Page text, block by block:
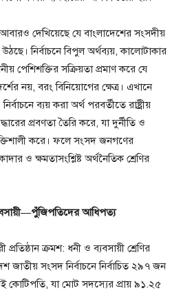
দেখিয়েছে যে বাংলাদেশের সংসদীয়
নির্বাচনে বিপুল অর্থব্যয়, কালোটাকার
পেশিশক্তির সক্রিয়তা প্রমাণ করে যে
নয়, বরং বিনিয়োগের ক্ষেত্র। এখানে
ব্যয় করা অর্থ পরবর্তীতে রাষ্ট্রীয়
প্রবণতা তৈরি করে, যা দুর্নীতি ও
করে। ফলে সংসদ জনগণের
ও ক্ষমতাসংশ্লিষ্ট অর্থনৈতিক শ্রেণির
আধিপত্য
প্রতিষ্ঠান ক্রমশ: ধনী ও ব্যবসায়ী শ্রেণির
জাতীয় সংসদ নির্বাচনে নির্বাচিত ২৯৭ জন
কোটিপতি, যা মোট সদস্যের প্রায় ৯১.২৫